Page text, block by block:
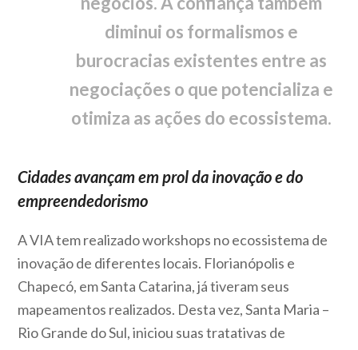
diminui os formalismos e
burocracias existentes entre as
negociações o que potencializa e
otimiza as ações do ecossistema.
Cidades avançam em prol da inovação e do
empreendedorismo
A VIA tem realizado workshops no ecossistema de
inovação de diferentes locais. Florianópolis e
Chapecó, em Santa Catarina, já tiveram seus
mapeamentos realizados. Desta vez, Santa Maria –
Rio Grande do Sul, iniciou suas tratativas de